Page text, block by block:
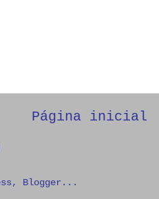
Página inicial